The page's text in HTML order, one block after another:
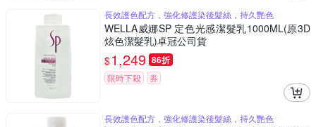
長效護色配方，強化修護染後髮絲，持久艷色
WELLA威娜SP 定色光感潔髮乳1000ML(原3D
炫色潔髮乳)卓冠公司貨
$1,249 86折
限時下殺 券
長效護色配方，強化修護染後髮絲，持久艷色